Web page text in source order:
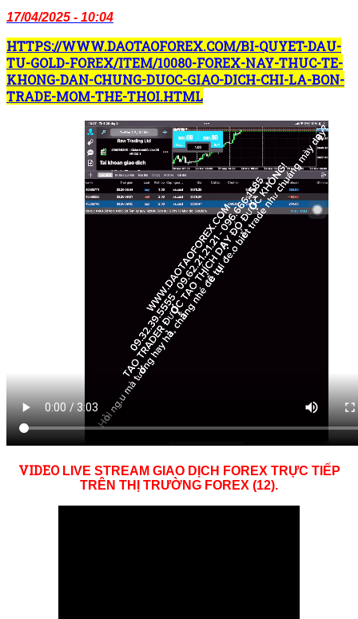
17/04/2025 - 10:04
HTTPS://WWW.DAOTAOFOREX.COM/BI-QUYET-DAU-
TU-GOLD-FOREX/ITEM/10080-FOREX-NAY-THUC-TE-
KHONG-DAN-CHUNG-DUOC-GIAO-DICH-CHI-LA-BON-
TRADE-MOM-THE-THOI.HTML
VIDEOLIVE STREAM GIAO DỊCH FOREX TRỰC TIẾP
TRÊN THỊ TRƯỜNG FOREX (12).